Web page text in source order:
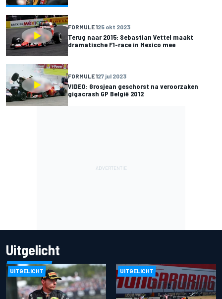
FORMULE 125 okt 2023
Terug naar 2015: Sebastian Vettel maakt
dramatische F1-race in Mexico mee
FORMULE 127 jul 2023
VIDEO: Grosjean geschorst na veroorzaken
gigacrash GP België 2012
Uitgelicht
UITGELICHT UITGELICHT